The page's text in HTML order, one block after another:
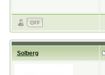
Solberg